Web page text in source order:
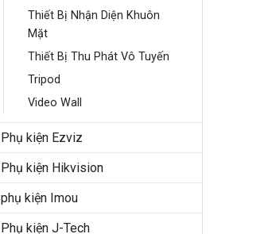
Thiết Bị Nhận Diện Khuôn
Mặt
Thiết Bị Thu Phát Vô Tuyến
Tripod
Video Wall
Phụ kiện Ezviz
Phụ kiện Hikvision
phụ kiện Imou
Phụ kiện J-Tech